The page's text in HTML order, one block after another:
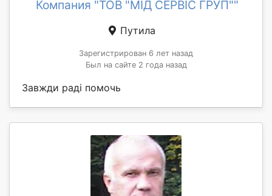
Компания "ТОВ "МІД СЕРВІС ГРУП""
Путила
Зарегистрирован 6 лет назад
Был на сайте 2 года назад
Завжди раді помочь